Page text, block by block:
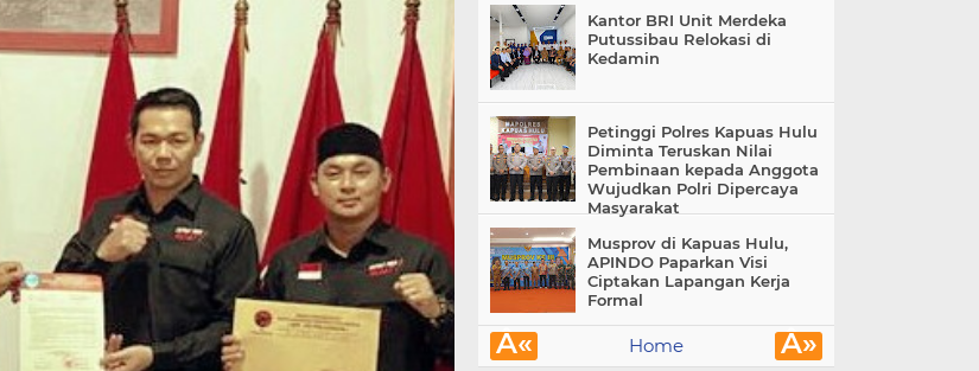
Kantor BRI Unit Merdeka
Putussibau Relokasi di
Kedamin
Petinggi Polres Kapuas Hulu
Diminta Teruskan Nilai
Pembinaan kepada Anggota
Wujudkan Polri Dipercaya
Masyarakat
Musprov di Kapuas Hulu,
APINDO Paparkan Visi
Ciptakan Lapangan Kerja
Formal
Â« Â»
Home